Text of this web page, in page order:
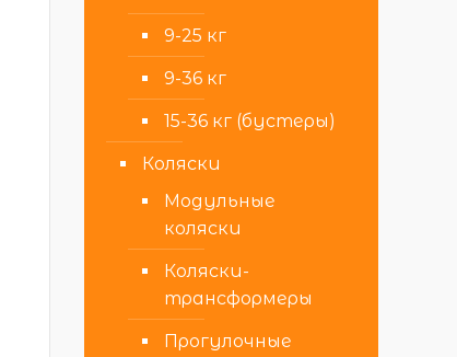
9-25 кг
9-36 кг
15-36 кг (бустеры)
Коляски
Модульные
коляски
Коляски-
трансформеры
Прогулочные